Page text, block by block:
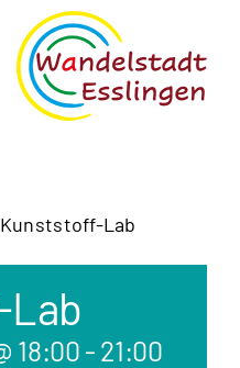
Kunststoff-Lab
18:00 - 21:00